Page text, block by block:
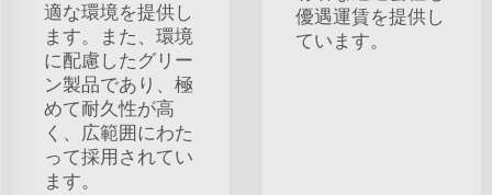
適な環境を提供し
ます。また、環境
に配慮したグリー
ン製品であり、極
めて耐久性が高
く、広範囲にわた
って採用されてい
ます。
優遇運賃を提供し
ています。